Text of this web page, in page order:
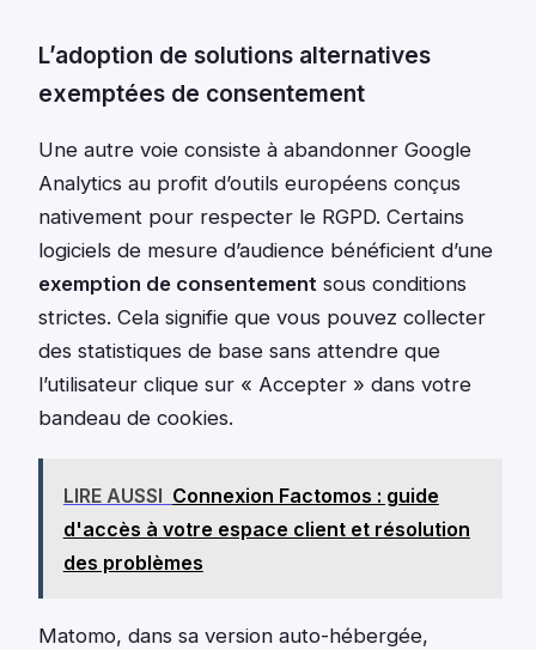
L’adoption de solutions alternatives
exemptées de consentement
Une autre voie consiste à abandonner Google
Analytics au profit d’outils européens conçus
nativement pour respecter le RGPD. Certains
logiciels de mesure d’audience bénéficient d’une
exemption de consentement sous conditions
strictes. Cela signifie que vous pouvez collecter
des statistiques de base sans attendre que
l’utilisateur clique sur « Accepter » dans votre
bandeau de cookies.
LIRE AUSSI Connexion Factomos : guide
d'accès à votre espace client et résolution
des problèmes
Matomo, dans sa version auto-hébergée,